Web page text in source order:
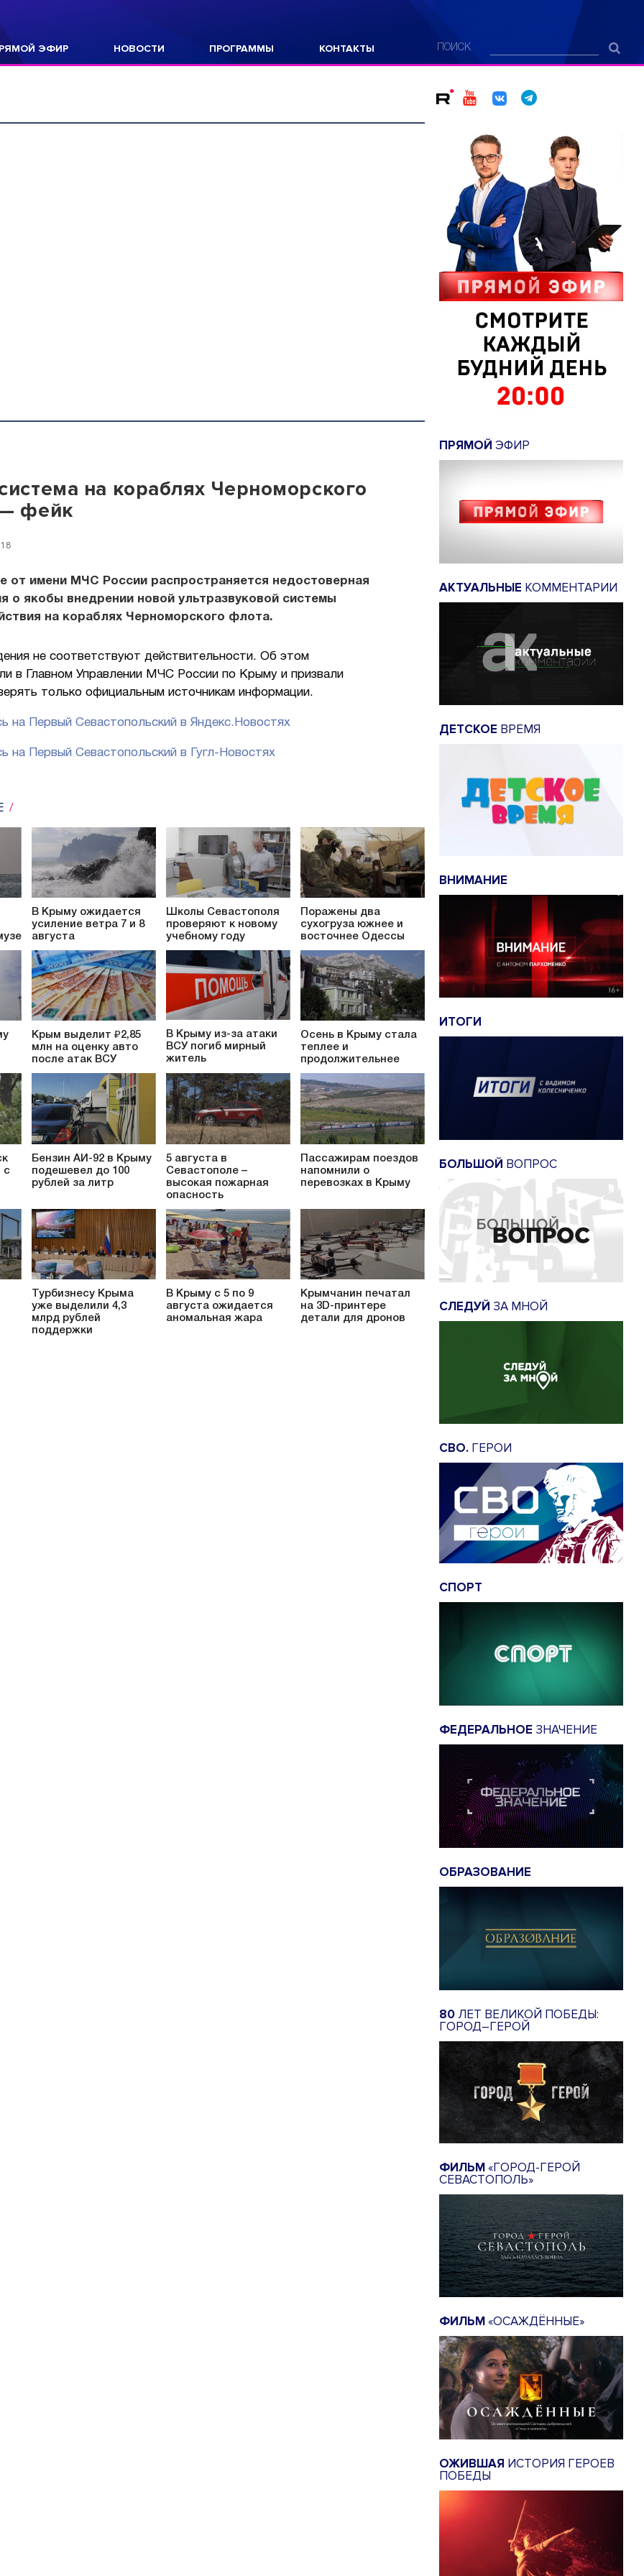
ЭФИР НОВОСТИ ПРОГРАММЫ КОНТАКТЫ ПОИСК
на кораблях Черноморского
фейк
от имени МЧС России распространяется недостоверная
о якобы внедрении новой ультразвуковой системы
на кораблях Черноморского флота.
не соответствуют действительности. Об этом
в Главном Управлении МЧС России по Крыму и призвали
только официальным источникам информации.
на Первый Севастопольский в Яндекс.Новостях
на Первый Севастопольский в Гугл-Новостях
В Крыму ожидается
усиление ветра 7 и 8
августа
Школы Севастополя
проверяют к новому
учебному году
Поражены два
сухогруза южнее и
восточнее Одессы
Крым выделит ₽2,85
млн на оценку авто
после атак ВСУ
В Крыму из-за атаки
ВСУ погиб мирный
житель
Осень в Крыму стала
теплее и
продолжительнее
с
Бензин АИ-92 в Крыму
подешевел до 100
рублей за литр
5 августа в
Севастополе –
высокая пожарная
опасность
Пассажирам поездов
напомнили о
перевозках в Крыму
Турбизнесу Крыма
уже выделили 4,3
млрд рублей
поддержки
В Крыму с 5 по 9
августа ожидается
аномальная жара
Крымчанин печатал
на 3D-принтере
детали для дронов
ПРЯМОЙ ЭФИР
АКТУАЛЬНЫЕ КОММЕНТАРИИ
ДЕТСКОЕ ВРЕМЯ
ВНИМАНИЕ
ИТОГИ
БОЛЬШОЙ ВОПРОС
СЛЕДУЙ ЗА МНОЙ
СВО. ГЕРОИ
СПОРТ
ФЕДЕРАЛЬНОЕ ЗНАЧЕНИЕ
ОБРАЗОВАНИЕ
80 ЛЕТ ВЕЛИКОЙ ПОБЕДЫ:
ГОРОД–ГЕРОЙ
ФИЛЬМ«ГОРОД-ГЕРОЙ
СЕВАСТОПОЛЬ»
ФИЛЬМ«ОСАЖДЁННЫЕ»
ОЖИВШАЯ ИСТОРИЯ ГЕРОЕВ
ПОБЕДЫ